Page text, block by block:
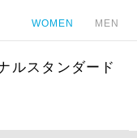
WOMEN MEN
ルスタンダード